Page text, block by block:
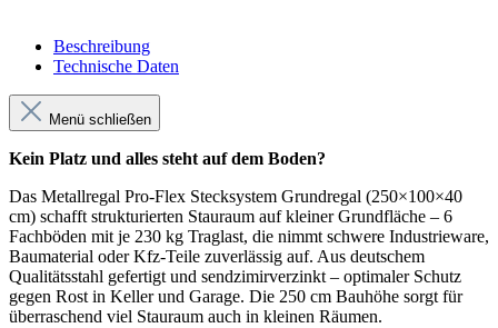
Beschreibung
Technische Daten
Menü schließen
Kein Platz und alles steht auf dem Boden?
Das Metallregal Pro-Flex Stecksystem Grundregal (250×100×40
cm) schafft strukturierten Stauraum auf kleiner Grundfläche – 6
Fachböden mit je 230 kg Traglast, die nimmt schwere Industrieware,
Baumaterial oder Kfz-Teile zuverlässig auf. Aus deutschem
Qualitätsstahl gefertigt und sendzimirverzinkt – optimaler Schutz
gegen Rost in Keller und Garage. Die 250 cm Bauhöhe sorgt für
überraschend viel Stauraum auch in kleinen Räumen.